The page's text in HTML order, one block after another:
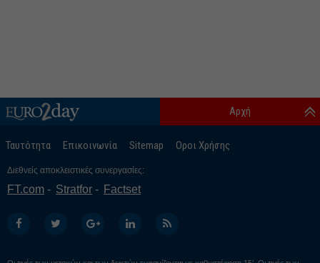
Ταυτότητα Επικοινωνία Sitemap Οροι Χρήσης
Αρχή
Διεθνείς αποκλειστικές συνεργασίες:
FT.com Stratfor Factset